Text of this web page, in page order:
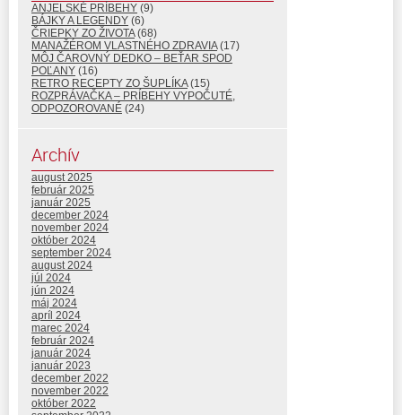
ANJELSKÉ PRÍBEHY (9)
BÁJKY A LEGENDY (6)
ČRIEPKY ZO ŽIVOTA(68)
MANAŽÉROM VLASTNÉHO ZDRAVIA(17)
MÔJ ČAROVNÝ DEDKO – BEŤAR SPOD
POĽANY (16)
RETRO RECEPTY ZO ŠUPLÍKA(15)
ROZPRÁVAČKA – PRÍBEHY VYPOČUTÉ,
ODPOZOROVANÉ (24)
Archív
august 2025
február 2025
január 2025
december 2024
november 2024
október 2024
september 2024
august 2024
júl 2024
jún 2024
máj 2024
apríl 2024
marec 2024
február 2024
január 2024
január 2023
december 2022
november 2022
október 2022